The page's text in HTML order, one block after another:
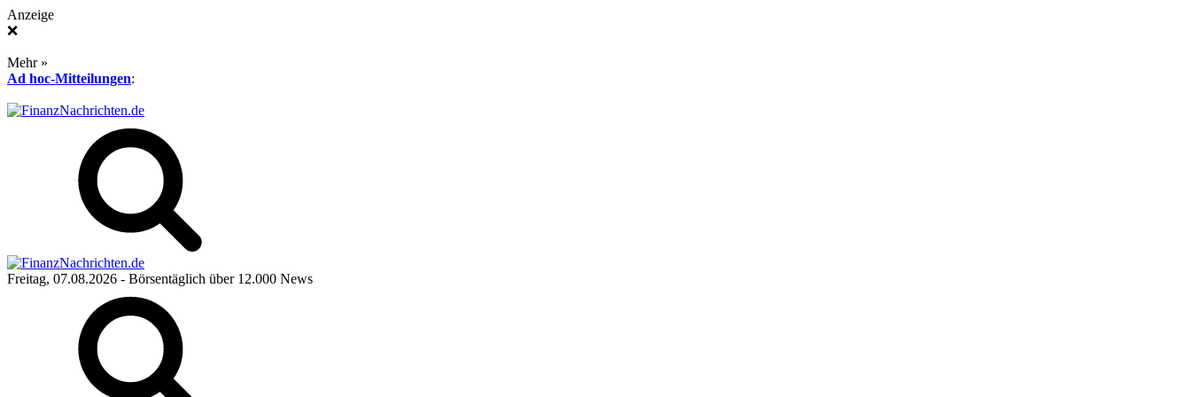
Anzeige
❌
Mehr »
Ad hoc-Mitteilungen:
Freitag, 07.08.2026 - Börsentäglich über 12.000 News